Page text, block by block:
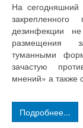
На сегодняшний
дезинфекции
размещения
туманными
зачастую
мнений» а также
Подробнее...